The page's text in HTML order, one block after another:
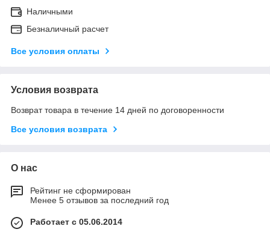
Наличными
Безналичный расчет
Все условия оплаты
Условия возврата
Возврат товара в течение 14 дней по договоренности
Все условия возврата
О нас
Рейтинг не сформирован
Менее 5 отзывов за последний год
Работает с 05.06.2014